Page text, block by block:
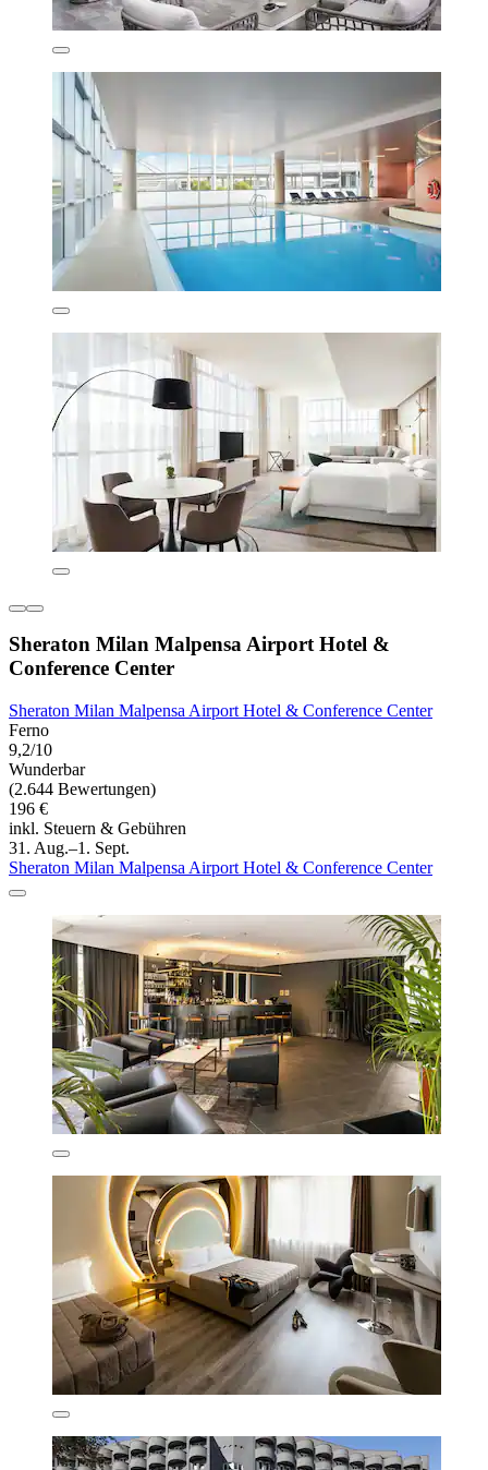
Sheraton Milan Malpensa Airport Hotel &
Conference Center
Sheraton Milan Malpensa Airport Hotel & Conference Center
Ferno
9,2/10
Wunderbar
(2.644 Bewertungen)
196 €
inkl. Steuern & Gebühren
31. Aug.–1. Sept.
Sheraton Milan Malpensa Airport Hotel & Conference Center